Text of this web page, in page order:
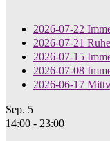
2026-07-22
2026-07-21
2026-07-15
2026-07-08
2026-06-17
Sep. 5
14:00 - 23:00